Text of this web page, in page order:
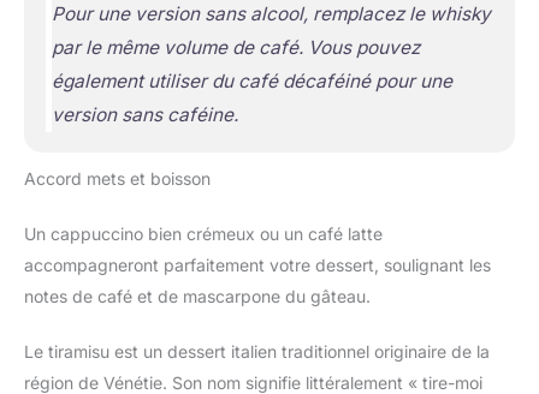
Pour une version sans alcool, remplacez le whisky
par le même volume de café. Vous pouvez
également utiliser du café décaféiné pour une
version sans caféine.
Accord mets et boisson
Un cappuccino bien crémeux ou un café latte
accompagneront parfaitement votre dessert, soulignant les
notes de café et de mascarpone du gâteau.
Le tiramisu est un dessert italien traditionnel originaire de la
région de Vénétie. Son nom signifie littéralement « tire-moi